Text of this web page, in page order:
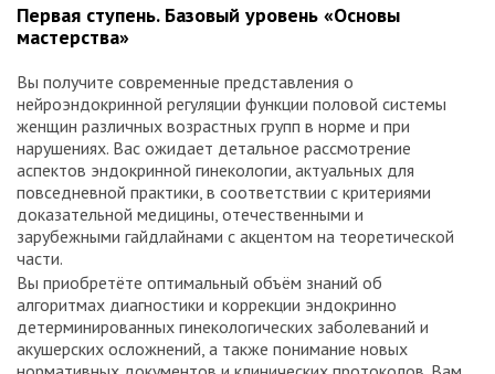
Первая ступень. Базовый уровень «Основы
мастерства»
Вы получите современные представления о
нейроэндокринной регуляции функции половой системы
женщин различных возрастных групп в норме и при
нарушениях. Вас ожидает детальное рассмотрение
аспектов эндокринной гинекологии, актуальных для
повседневной практики, в соответствии с критериями
доказательной медицины, отечественными и
зарубежными гайдлайнами с акцентом на теоретической
части.
Вы приобретёте оптимальный объём знаний об
алгоритмах диагностики и коррекции эндокринно
детерминированных гинекологических заболеваний и
акушерских осложнений, а также понимание новых